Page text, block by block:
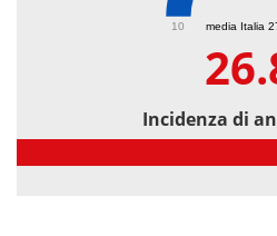
media Italia
10
Incidenza di